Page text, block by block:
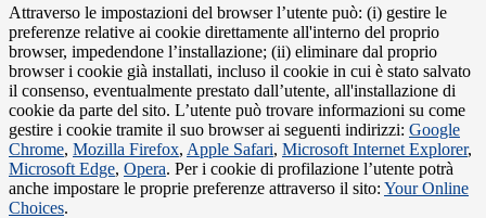
Attraverso le impostazioni del browser l’utente può: (i) gestire le
preferenze relative ai cookie direttamente all'interno del proprio
browser, impedendone l’installazione; (ii) eliminare dal proprio
browser i cookie già installati, incluso il cookie in cui è stato salvato
il consenso, eventualmente prestato dall’utente, all'installazione di
cookie da parte del sito. L’utente può trovare informazioni su come
gestire i cookie tramite il suo browser ai seguenti indirizzi: Google
Chrome, Mozilla Firefox, Apple Safari, Microsoft Internet Explorer,
Microsoft Edge, Opera. Per i cookie di profilazione l’utente potrà
anche impostare le proprie preferenze attraverso il sito: Your Online
Choices.